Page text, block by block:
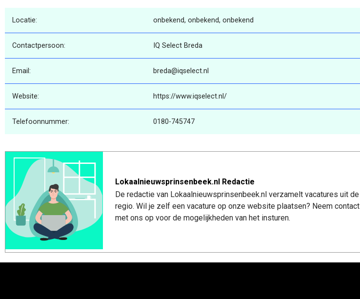
Locatie: onbekend, onbekend, onbekend
Contactpersoon: IQ Select Breda
Email: breda@iqselect.nl
Website: https://www.iqselect.nl/
Telefoonnummer: 0180-745747
Lokaalnieuwsprinsenbeek.nl Redactie
De redactie van Lokaalnieuwsprinsenbeek.nl verzamelt vacatures uit de
regio. Wil je zelf een vacature op onze website plaatsen? Neem contact
met ons op voor de mogelijkheden van het insturen.